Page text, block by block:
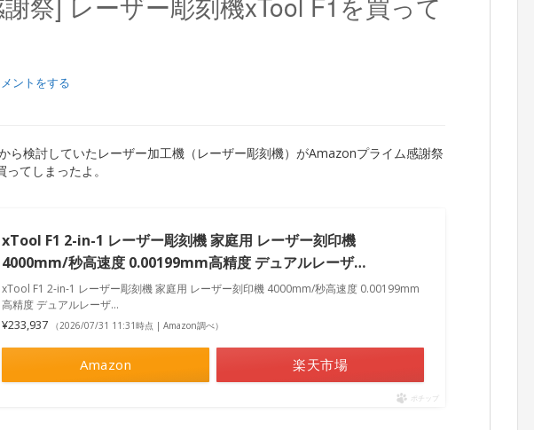
ントをする
ら検討していたレーザー加工機（レーザー彫刻機）がAmazonプライム感謝祭
てしまったよ。
xTool F1 2-in-1 レーザー彫刻機 家庭用 レーザー刻印機
4000mm/秒高速度 0.00199mm高精度 デュアルレーザ…
xTool F1 2-in-1 レーザー彫刻機 家庭用 レーザー刻印機 4000mm/秒高速度 0.00199mm
高精度 デュアルレーザ…
¥233,937 （2026/07/31 11:31時点 | Amazon調べ）
Amazon 楽天市場
ポチップ